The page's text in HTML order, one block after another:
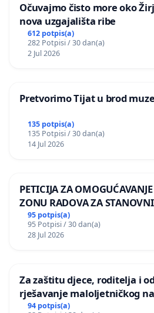
Očuvajmo čisto more oko
nova uzgajališta ribe
612 potpis(a)
282 Potpisi / 30 dan(a)
2 Jul 2026
Pretvorimo Tijat u brod
135 potpis(a)
135 Potpisi / 30 dan(a)
14 Jul 2026
PETICIJA ZA
ZONU RADOVA ZA
Kamensko i Lemić Brdo
95 potpis(a)
95 Potpisi / 30 dan(a)
28 Jul 2026
Za zaštitu djece, roditelja i
rješavanje maloljetničkog
94 potpis(a)